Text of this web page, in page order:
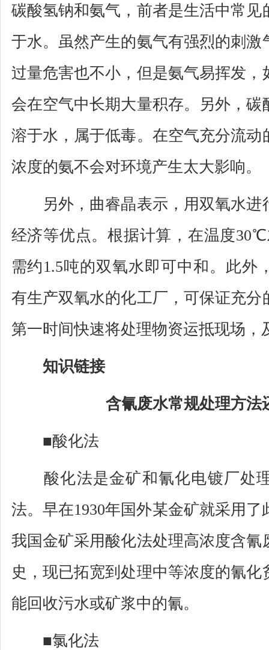
碳酸氢钠和氨气，前者是生活中常见
于水。虽然产生的氨气有强烈的刺激
过量危害也不小，但是氨气易挥发，
会在空气中长期大量积存。另外，碳
溶于水，属于低毒。在空气充分流动
浓度的氨不会对环境产生太大影响。
另外，曲睿晶表示，用双氧水进
经济等优点。根据计算，在温度
需约1.5吨的双氧水即可中和。此外
有生产双氧水的化工厂，可保证充分
第一时间快速将处理物资运抵现场，
知识链接
含氰废水常规处理方法
■酸化法
酸化法是金矿和氰化电镀厂处
法。早在1930年国外某金矿就采用
我国金矿采用酸化法处理高浓度含氰
史，现已拓宽到处理中等浓度的氰
能回收污水或矿浆中的氰。
■氯化法